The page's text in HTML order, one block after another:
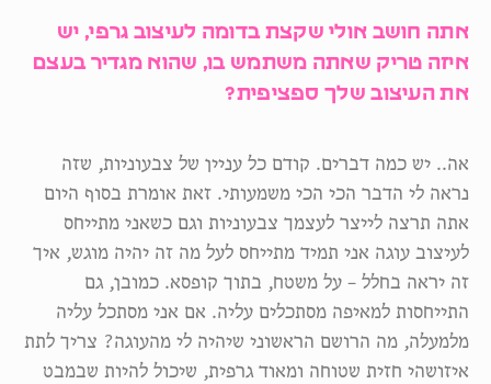
אתה חושב אולי שקצת בדומה לעיצוב גרפי, יש
איזה טריק שאתה משתמש בו, שהוא מגדיר בעצם
את העיצוב שלך ספציפית?
אה.. יש כמה דברים. קודם כל עניין של צבעוניות, שזה
נראה לי הדבר הכי הכי משמעותי. זאת אומרת בסוף היום
אתה תרצה לייצר לעצמך צבעוניות וגם כשאני מתייחס
לעיצוב עוגה אני תמיד מתייחס לעל מה זה יהיה מוגש, איך
זה יראה בחלל – על משטח, בתוך קופסא. כמובן, גם
התייחסות למאיפה מסתכלים עליה. אם אני מסתכל עליה
מלמעלה, מה הרושם הראשוני שיהיה לי מהעוגה? צריך לתת
איזושהי חזית שטוחה ומאוד גרפית, שיכול להיות שבמבט